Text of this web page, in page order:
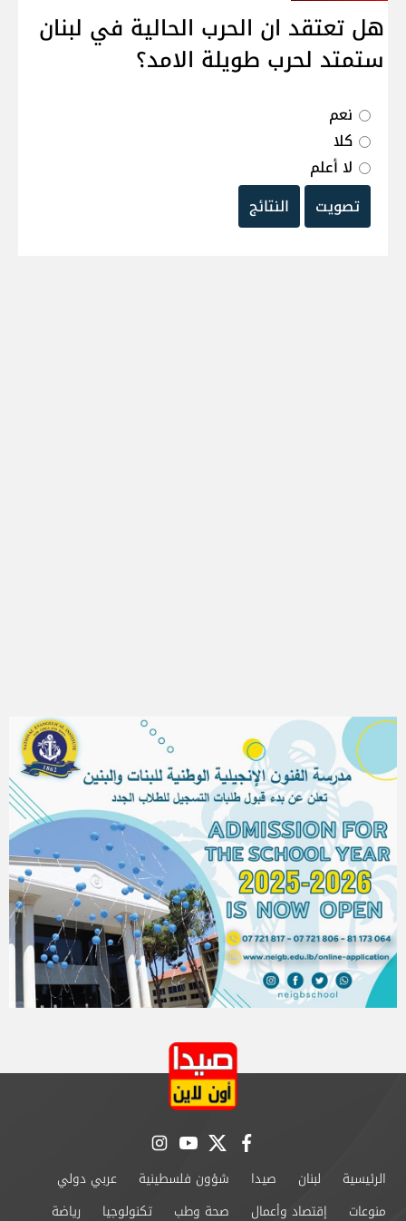
هل تعتقد ان الحرب الحالية في لبنان
ستمتد لحرب طويلة الامد؟
نعم
كلا
لا أعلم
تصويت
النتائج
facebook
twitter
youtube
instagram
الرئيسية لبنان صيدا شؤون فلسطينية
عربي دولي
منوعات
إقتصاد وأعمال صحة وطب تكنولوجيا رياضة